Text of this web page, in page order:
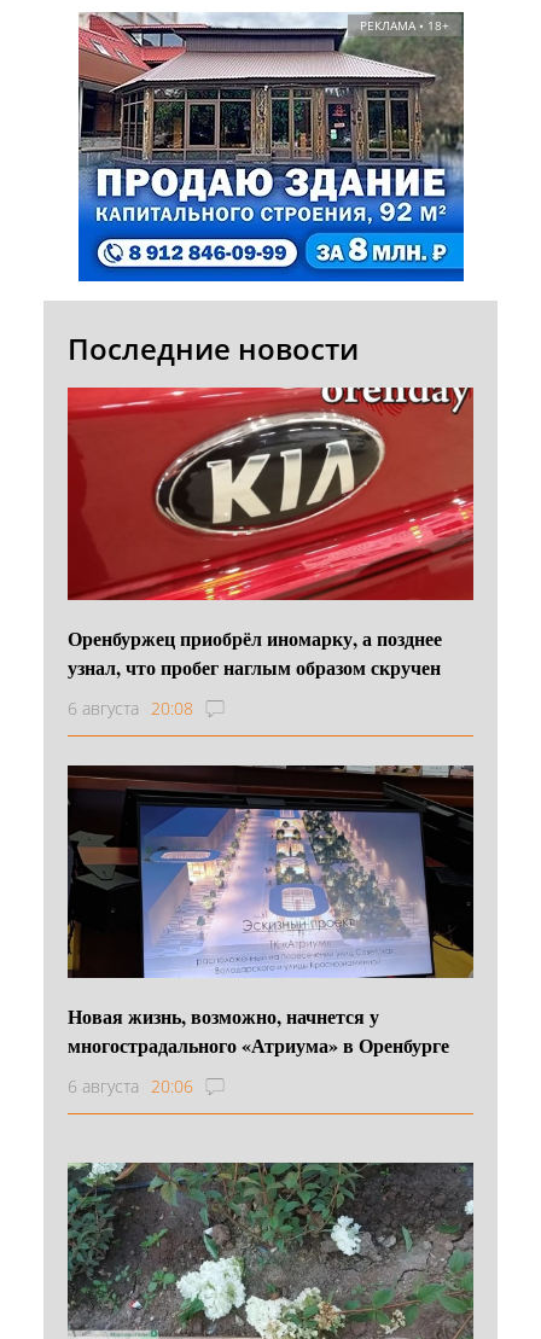
РЕКЛАМА • 18+
Последние новости
Оренбуржец приобрёл иномарку, а позднее
узнал, что пробег наглым образом скручен
6 августа 20:08
Новая жизнь, возможно, начнется у
многострадального «Атриума» в Оренбурге
6 августа 20:06